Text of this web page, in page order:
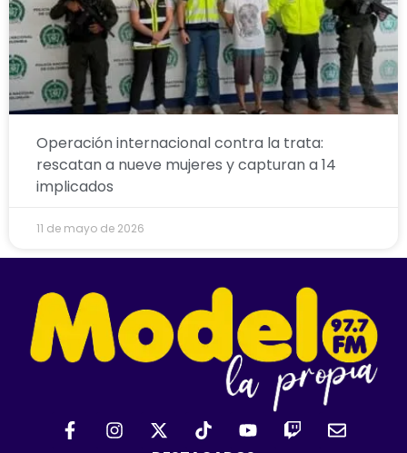
Operación internacional contra la trata:
rescatan a nueve mujeres y capturan a 14
implicados
11 de mayo de 2026
F
a
I
n
X
-
T
i
Y
o
T
w
E
n